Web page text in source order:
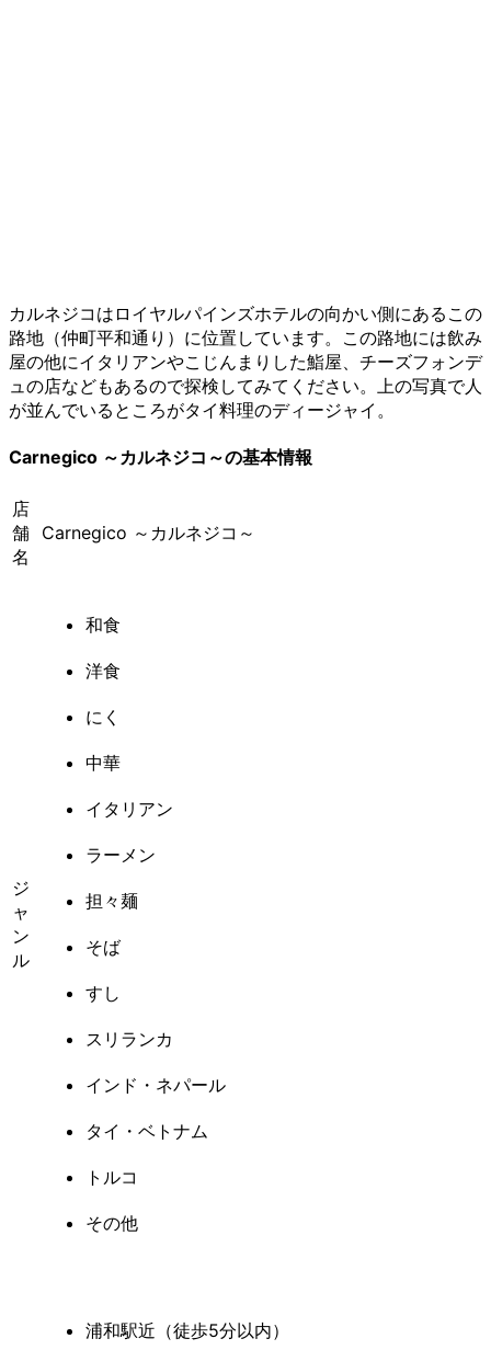
カルネジコはロイヤルパインズホテルの向かい側にあるこの
路地（仲町平和通り）に位置しています。この路地には飲み
屋の他にイタリアンやこじんまりした鮨屋、チーズフォンデ
ュの店などもあるので探検してみてください。上の写真で人
が並んでいるところがタイ料理のディージャイ。
Carnegico ～カルネジコ～の基本情報
店
舗
名
Carnegico ～カルネジコ～
ジ
ャ
ン
ル
和食
洋食
にく
中華
イタリアン
ラーメン
担々麺
そば
すし
スリランカ
インド・ネパール
タイ・ベトナム
トルコ
その他
浦和駅近（徒歩5分以内）